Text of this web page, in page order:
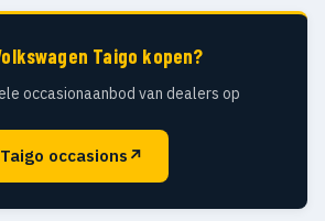
Taigo kopen?
occasionaanbod van dealers op
occasions ↗